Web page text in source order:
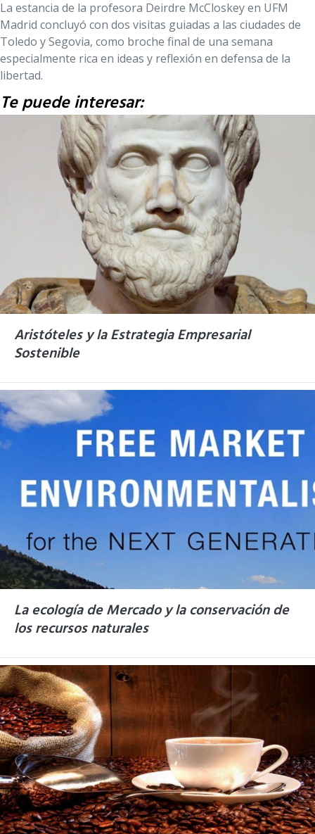
La estancia de la profesora Deirdre McCloskey en UFM
Madrid concluyó con dos visitas guiadas a las ciudades de
Toledo y Segovia, como broche final de una semana
especialmente rica en ideas y reflexión en defensa de la
libertad.
Te puede interesar:
Aristóteles y la Estrategia Empresarial
Sostenible
La ecología de Mercado y la conservación de
los recursos naturales